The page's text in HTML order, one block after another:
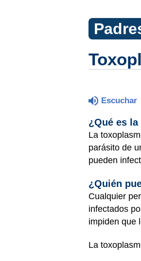
Escuchar
¿Qué es
La
parásito de
pueden
¿Quién
Cualquier
infectados
impiden que
La